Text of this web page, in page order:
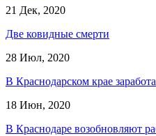
21 Дек, 2020
Две ковидные смерти
28 Июл, 2020
В Краснодарском крае
18 Июн, 2020
В Краснодаре возобновляют